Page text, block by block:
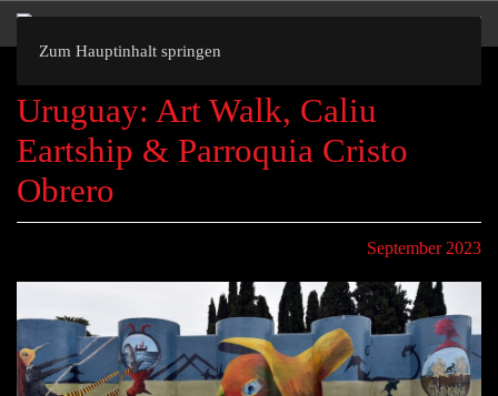
Zum Hauptinhalt springen
Uruguay: Art Walk, Caliu
Eartship & Parroquia Cristo
Obrero
September 2023